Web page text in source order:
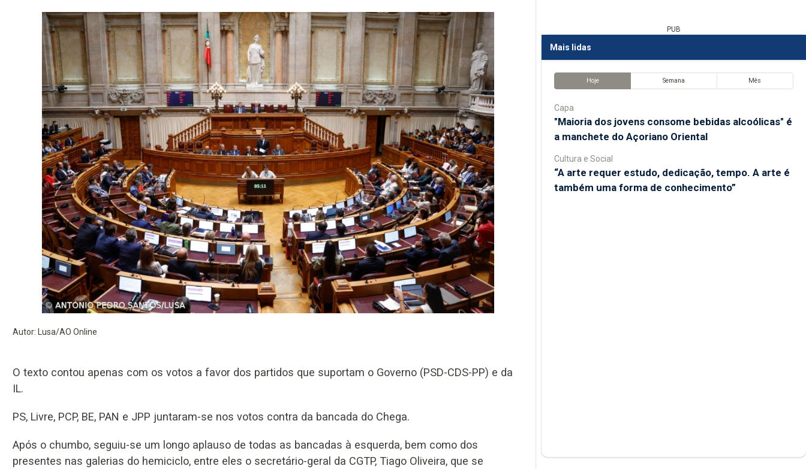
Autor: Lusa/AO Online
O texto contou apenas com os votos a favor dos partidos que suportam o Governo (PSD-CDS-PP) e da
IL.
PS, Livre, PCP, BE, PAN e JPP juntaram-se nos votos contra da bancada do Chega.
Após o chumbo, seguiu-se um longo aplauso de todas as bancadas à esquerda, bem como dos
presentes nas galerias do hemiciclo, entre eles o secretário-geral da CGTP, Tiago Oliveira, que se
PUB
Mais lidas
Hoje Semana Mês
Capa
"Maioria dos jovens consome bebidas alcoólicas" é
a manchete do Açoriano Oriental
Cultura e Social
“A arte requer estudo, dedicação, tempo. A arte é
também uma forma de conhecimento”